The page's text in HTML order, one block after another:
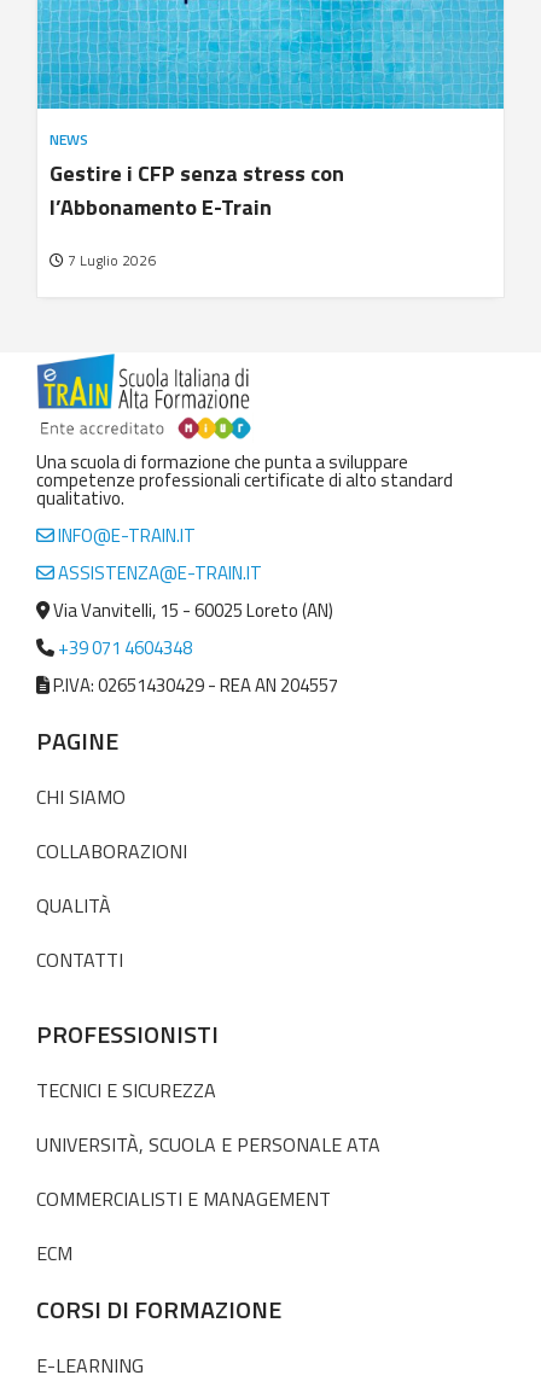
NEWS
Gestire i CFP senza stress con
l’Abbonamento E-Train
7 Luglio 2026
Una scuola di formazione che punta a sviluppare
competenze professionali certificate di alto standard
qualitativo.
INFO@E-TRAIN.IT
ASSISTENZA@E-TRAIN.IT
Via Vanvitelli, 15 - 60025 Loreto (AN)
+39 071 4604348
P.IVA: 02651430429 - REA AN 204557
PAGINE
CHI SIAMO
COLLABORAZIONI
QUALITÀ
CONTATTI
PROFESSIONISTI
TECNICI E SICUREZZA
UNIVERSITÀ, SCUOLA E PERSONALE ATA
COMMERCIALISTI E MANAGEMENT
ECM
CORSI DI FORMAZIONE
E-LEARNING